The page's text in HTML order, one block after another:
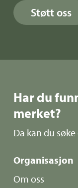
Støtt oss
Har du
merket?
Da kan du
Organisasjon
Om oss